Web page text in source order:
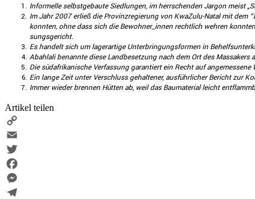
Infor­melle selbst­ge­baute Siedlungen, im herrschenden Jargon meist
Im Jahr 2007 erließ die Provinz­re­gie­rung von KwaZulu-Natal mit dem
konnten, ohne dass sich die Bewohner_innen recht­lich wehren
sungs­ge­richt.
Es handelt sich um lager­ar­tige Unter­brin­gungs­formen in
Abahlali benannte diese Landbe­set­zung nach dem Ort des
Die südafri­ka­ni­sche Verfas­sung garan­tiert ein Recht auf
Ein lange Zeit unter Verschluss gehal­tener, ausführ­li­cher Bericht zur
Immer wieder brennen Hütten ab, weil das Bauma­te­rial leicht
Artikel teilen
Copy
Link
Email
Twitter
Facebook
Messenger